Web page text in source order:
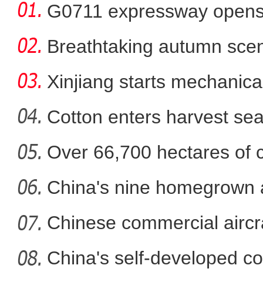
中国环塔国际拉力赛首
G0711 expressway
Breathtaking autumn
in
Xinjiang starts
Cotton enters harvest
Over 66,700 hectares of
mech
China's nine homegrown
in
Chinese commercial
fli
China's self-developed